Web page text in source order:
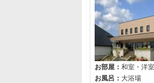
お部屋 和室
洋室
お風呂
大浴場